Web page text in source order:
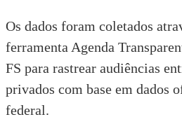
Os dados foram coletados
ferramenta Agenda
FS para rastrear audiências
privados com base em dados
federal.